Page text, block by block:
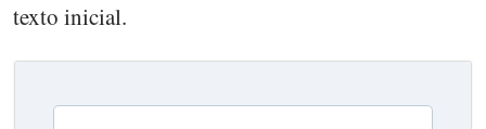
texto inicial.